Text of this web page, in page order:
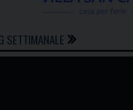
SETTIMANALE